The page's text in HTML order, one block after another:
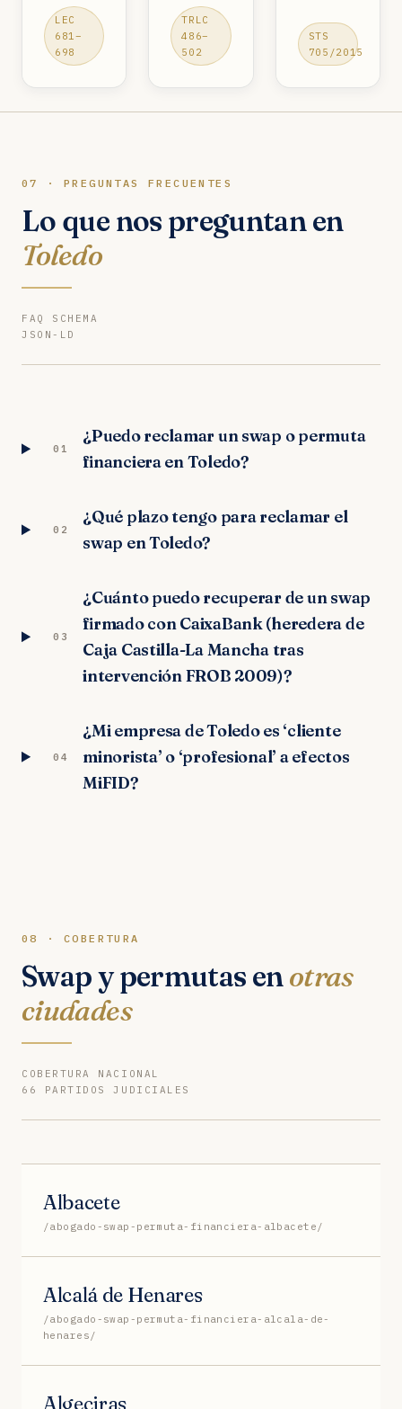
LEC
681–
698
TRLC
486–
502
STS
705/2015
07 · PREGUNTAS FRECUENTES
Lo que nos preguntan en
Toledo
FAQ SCHEMA
JSON-LD
01
¿Puedo reclamar un swap o permuta
financiera en Toledo?
02
¿Qué plazo tengo para reclamar el
swap en Toledo?
03
¿Cuánto puedo recuperar de un swap
firmado con CaixaBank (heredera de
Caja Castilla-La Mancha tras
intervención FROB 2009)?
04
¿Mi empresa de Toledo es ‘cliente
minorista’ o ‘profesional’ a efectos
MiFID?
08 · COBERTURA
Swap y permutas enotras
ciudades
COBERTURA NACIONAL
66 PARTIDOS JUDICIALES
Albacete
/abogado-swap-permuta-financiera-albacete/
Alcalá de Henares
/abogado-swap-permuta-financiera-alcala-de-
henares/
Algeciras